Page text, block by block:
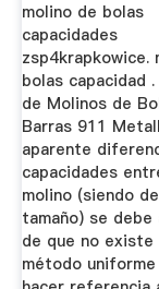
molino de bolas
capacidades
zsp4krapkowice.
bolas capacidad
de Molinos de
Barras 911
aparente
capacidades
molino (siendo
tamaño) se debe
de que no existe
método